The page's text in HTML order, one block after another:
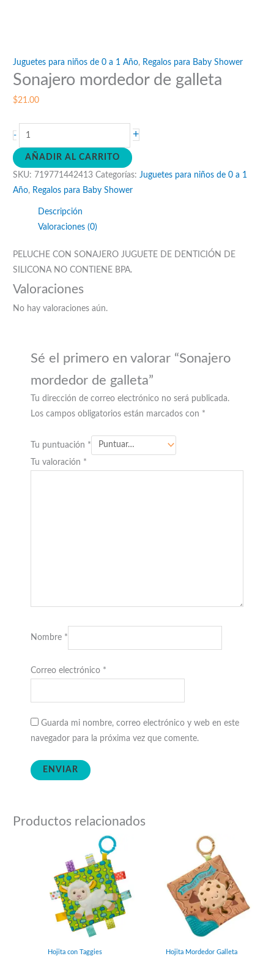
Juguetes para niños de 0 a 1 Año, Regalos para Baby Shower
Sonajero mordedor de galleta
$21.00
-
Sonajero
mordedor
de
galleta
cantidad
+
AÑADIR AL CARRITO
SKU: 719771442413 Categorías:Juguetes para niños de 0 a 1
Año, Regalos para Baby Shower
Descripción
Valoraciones (0)
PELUCHE CON SONAJERO JUGUETE DE DENTICIÓN DE
SILICONA NO CONTIENE BPA.
Valoraciones
No hay valoraciones aún.
Sé el primero en valorar “Sonajero
mordedor de galleta”
Tu dirección de correo electrónico no será publicada.
Los campos obligatorios están marcados con *
Tu puntuación *
Tu valoración *
Nombre *
Correo electrónico *
Guarda mi nombre, correo electrónico y web en este
navegador para la próxima vez que comente.
Productos relacionados
Hojita con Taggies
Hojita Mordedor Galleta